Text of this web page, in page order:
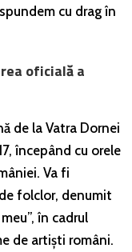
cu drag în
oficială a
de la Vatra Dornei
începând cu orele
Va fi
folclor, denumit
în cadrul
de artiști români.